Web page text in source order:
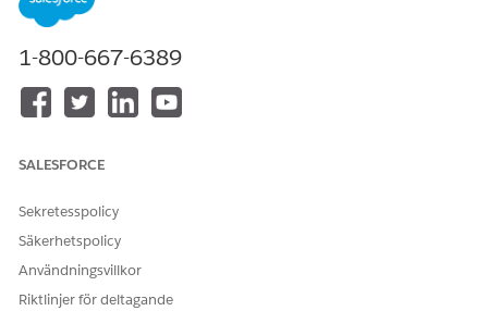
Tillgängliga i: Lightning Experience
Tillgängliga i: Automotive Cloud, Consumer Goods Cloud,
Education Cloud, Financial Services Cloud, Government
Cloud med Lightning Scheduler, Health Cloud,
Manufacturing Cloud, Nonprofit Cloud och lösningar för
verksamhetskrav.
1-800-667-6389
SALESFORCE
Sekretesspolicy
Säkerhetspolicy
Användningsvillkor
Riktlinjer för deltagande